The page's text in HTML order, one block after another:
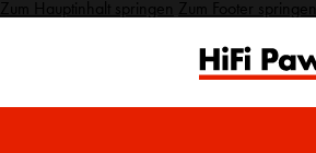
Zum Hauptinhalt springen Zum Footer springen